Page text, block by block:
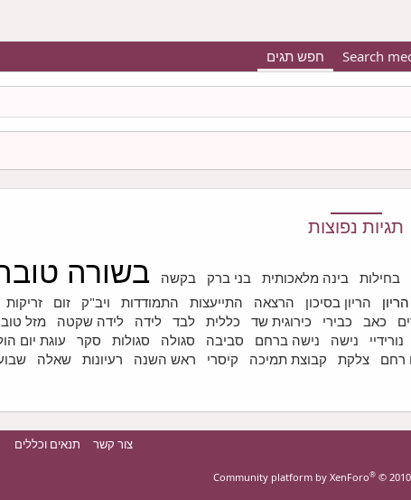
Search חפש תגים
תגיות נפוצות
בחילות בינה מלאכותית בני ברק בקשה בשורה
הריון הריון בסיכון הרצאה התייעצות התמודדות ויב"ק זום זריקות
כאב כבירי כירוגית שד כללית לבד לידה לידה שקטה מזל טוב
נורידיי נישה נישה ברחם סביבה סגולה סגולות סקר עוגת יום
רחם צלקת קבוצת תמיכה קיסרי ראש השנה רעיונות שאלה
צור קשר תנאים וכללים
Community platform by XenForo® ©